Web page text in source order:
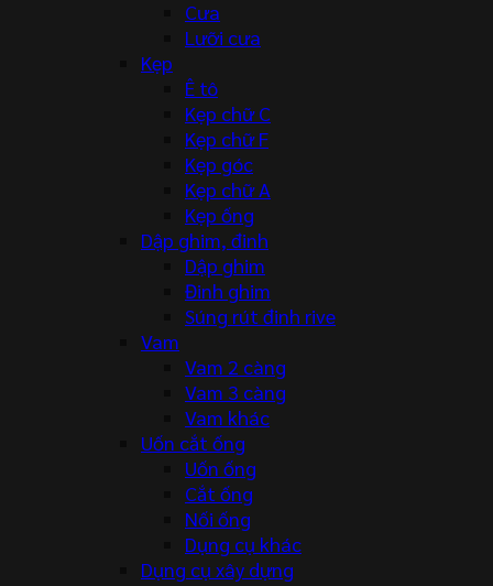
Cưa
Lưỡi cưa
Kẹp
Ê tô
Kẹp chữ C
Kẹp chữ F
Kẹp góc
Kẹp chữ A
Kẹp ống
Dập ghim, đinh
Dập ghim
Đinh ghim
Súng rút đinh rive
Vam
Vam 2 càng
Vam 3 càng
Vam khác
Uốn cắt ống
Uốn ống
Cắt ống
Nối ống
Dụng cụ khác
Dụng cụ xây dựng